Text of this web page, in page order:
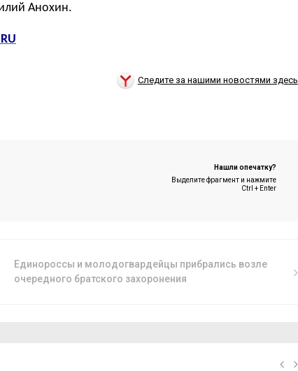
Анохин.
Следите за нашими новостями здесь
Нашли опечатку?
Выделите фрагмент и нажмите
Ctrl + Enter
Единороссы и молодогвардейцы прибрались возле
очередного братского захоронения